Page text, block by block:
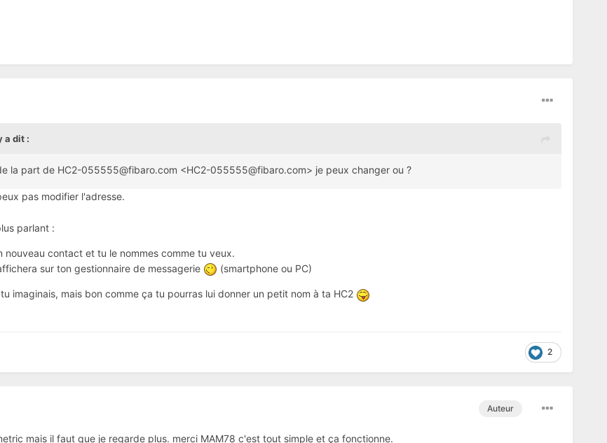
a dit :
la part de HC2-055555@fibaro.com <HC2-055555@fibaro.com> je peux changer ou ?
pas modifier l'adresse.
parlant :
nouveau contact et tu le nommes comme tu veux.
sur ton gestionnaire de messagerie
(smartphone ou PC)
imaginais, mais bon comme ça tu pourras lui donner un petit nom à ta HC2
2
Auteur
mais il faut que je regarde plus. merci MAM78 c'est tout simple et ça fonctionne.